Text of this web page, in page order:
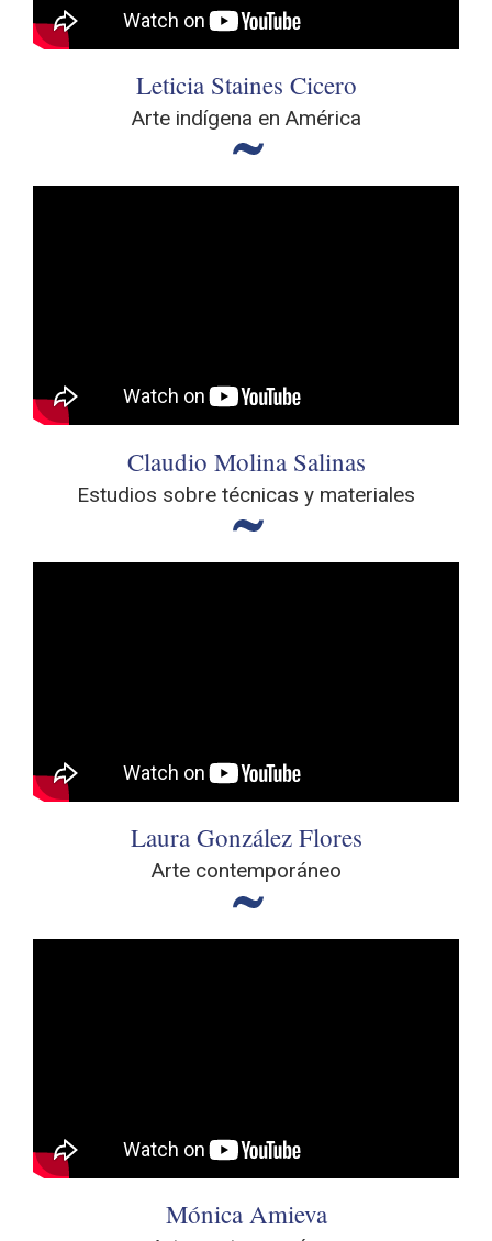
Leticia Staines Cicero
Arte indígena en América
Claudio Molina Salinas
Estudios sobre técnicas y materiales
Laura González Flores
Arte contemporáneo
Mónica Amieva